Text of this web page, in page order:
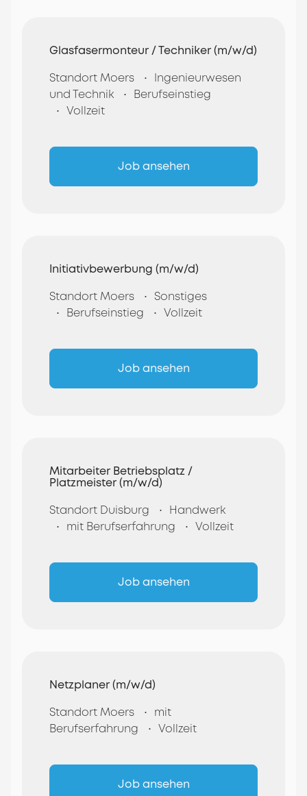
Glasfasermonteur / Techniker (m/w/d)
Standort Moers
Ingenieurwesen
und Technik
Berufseinstieg
Vollzeit
Job ansehen
Initiativbewerbung (m/w/d)
Standort Moers
Sonstiges
Berufseinstieg
Vollzeit
Job ansehen
Mitarbeiter Betriebsplatz /
Platzmeister (m/w/d)
Standort Duisburg
Handwerk
mit Berufserfahrung
Vollzeit
Job ansehen
Netzplaner (m/w/d)
Standort Moers
mit
Berufserfahrung
Vollzeit
Job ansehen